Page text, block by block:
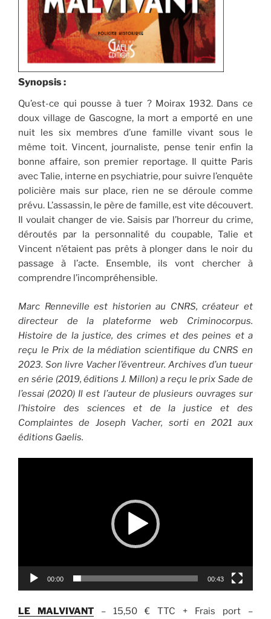
Synopsis :
Qu’est-ce qui pousse à tuer ? Moirax 1932. Dans ce
doux village de Gascogne, la mort a emporté en une
nuit les six membres d’une famille vivant sous le
même toit. Vincent, journaliste, pense tenir enfin la
bonne affaire, son premier reportage. Il quitte Paris
avec Talie, interne en psychiatrie, pour suivre l’enquête
policière mais sur place, rien ne se déroule comme
prévu. L’assassin, le père de famille, est vite découvert.
Il voulait changer de vie. Saisis par l’horreur du crime,
déroutés par la personnalité du coupable, Talie et
Vincent n’étaient pas prêts à plonger dans le noir du
passage à l’acte. Ensemble, ils vont chercher à
comprendre l’incompréhensible.
Marc Renneville est historien au CNRS, créateur et
directeur de la plateforme web Criminocorpus.
Histoire de la justice, des crimes et des peines et a
reçu le Prix de la médiation scientifique du CNRS en
2023. Son livre Vacher l’éventreur. Archives d’un tueur
en série (2019, éditions J. Millon) a reçu le prix Sade de
l’essai (2020) Il est l’auteur de plusieurs ouvrages sur
l’histoire des sciences et de la justice et des
Complaintes de Joseph Vacher, sorti en 2021 aux
éditions Gaelis.
00:00 00:43
LE MALVIVANT
– 15,50 € TTC + Frais port –